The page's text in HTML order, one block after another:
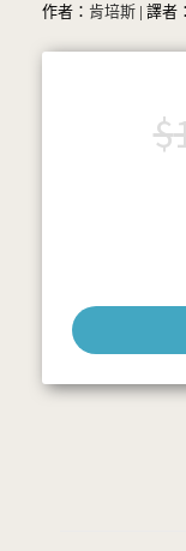
作者： 肯培斯 | 譯者
$